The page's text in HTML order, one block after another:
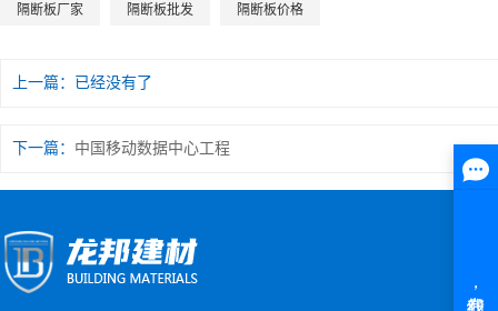
隔断板厂家 隔断板批发 隔断板价格
上一篇：已经没有了
下一篇： 中国移动数据中心工程